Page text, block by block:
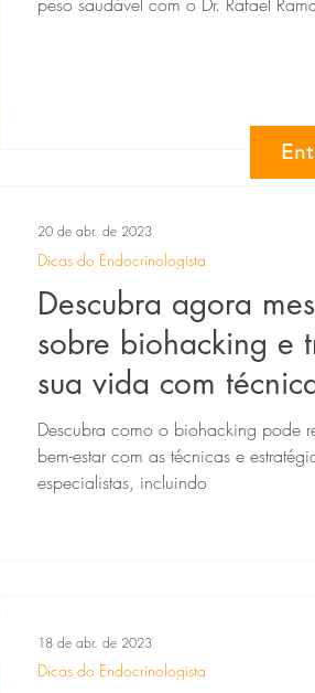
Descubra agora
sobre biohacking e
sua vida com
revolucionárias.
Descubra como o biohacking pode
bem-estar com as técnicas e
especialistas, incluindo
Dicas do Endocrinologista
20 de abr. de 2023
Dicas do Endocrinologista
18 de abr. de 2023